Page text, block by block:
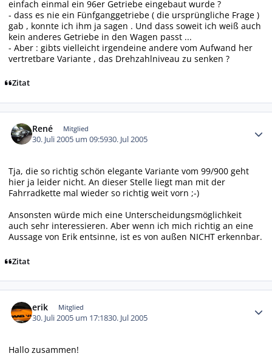
einfach einmal ein 96er Getriebe eingebaut wurde ?
- dass es nie ein Fünfganggetriebe ( die ursprüngliche Frage )
gab , konnte ich ihm ja sagen . Und dass soweit ich weiß auch
kein anderes Getriebe in den Wagen passt ...
- Aber : gibts vielleicht irgendeine andere vom Aufwand her
vertretbare Variante , das Drehzahlniveau zu senken ?
Zitat
René Mitglied
30. Juli 2005 um 09:5930. Jul 2005
Tja, die so richtig schön elegante Variante vom 99/900 geht
hier ja leider nicht. An dieser Stelle liegt man mit der
Fahrradkette mal wieder so richtig weit vorn ;-)
Ansonsten würde mich eine Unterscheidungsmöglichkeit
auch sehr interessieren. Aber wenn ich mich richtig an eine
Aussage von Erik entsinne, ist es von außen NICHT erkennbar.
Zitat
erik Mitglied
30. Juli 2005 um 17:1830. Jul 2005
Hallo zusammen!